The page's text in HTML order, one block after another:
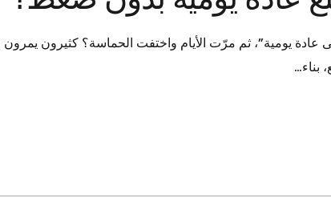
يومية”، ثم مرّت الأيام واختفت الحماسة؟ كثيرون يمرون
بناء…